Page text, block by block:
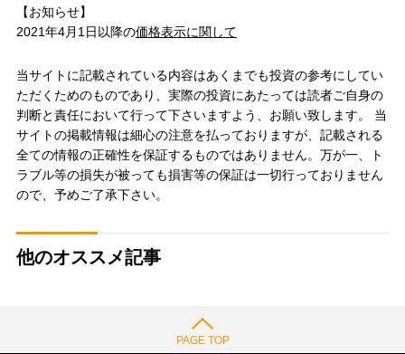
【お知らせ】
2021年4月1日以降の価格表示に関して
当サイトに記載されている内容はあくまでも投資の参考にしてい
ただくためのものであり、実際の投資にあたっては読者ご自身の
判断と責任において行って下さいますよう、お願い致します。 当
サイトの掲載情報は細心の注意を払っておりますが、記載される
全ての情報の正確性を保証するものではありません。万が一、ト
ラブル等の損失が被っても損害等の保証は一切行っておりません
ので、予めご了承下さい。
他のオススメ記事
PAGE TOP